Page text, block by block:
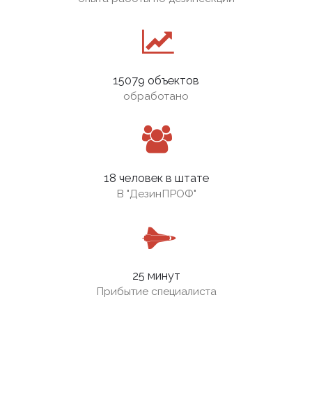
15079 объектов
обработано
18 человек в штате
В "ДезинПРОФ"
25 минут
Прибытие специалиста